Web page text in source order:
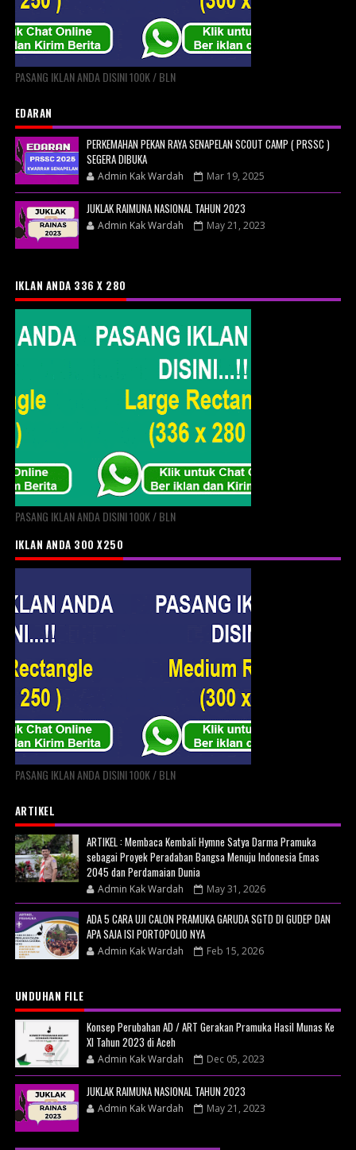
PASANG IKLAN ANDA DISINI 100K / BLN
EDARAN
PERKEMAHAN PEKAN RAYA SENAPELAN SCOUT CAMP ( PRSSC )
SEGERA DIBUKA
Admin Kak Wardah Mar 19, 2025
JUKLAK RAIMUNA NASIONAL TAHUN 2023
Admin Kak Wardah May 21, 2023
IKLAN ANDA 336 X 280
PASANG IKLAN ANDA DISINI 100K / BLN
IKLAN ANDA 300 X250
PASANG IKLAN ANDA DISINI 100K / BLN
ARTIKEL
ARTIKEL : Membaca Kembali Hymne Satya Darma Pramuka
sebagai Proyek Peradaban Bangsa Menuju Indonesia Emas
2045 dan Perdamaian Dunia
Admin Kak Wardah May 31, 2026
ADA 5 CARA UJI CALON PRAMUKA GARUDA SGTD DI GUDEP DAN
APA SAJA ISI PORTOPOLIO NYA
Admin Kak Wardah Feb 15, 2026
UNDUHAN FILE
Konsep Perubahan AD / ART Gerakan Pramuka Hasil Munas Ke
XI Tahun 2023 di Aceh
Admin Kak Wardah Dec 05, 2023
JUKLAK RAIMUNA NASIONAL TAHUN 2023
Admin Kak Wardah May 21, 2023